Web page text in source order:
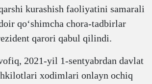
kurashish faoliyatini samarali
qoʻshimcha chora-tadbirlar
qarori qabul qilindi.
2021-yil 1-sentyabrdan davlat
xodimlari onlayn ochiq